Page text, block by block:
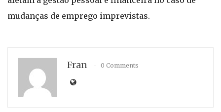
mudanças de emprego imprevistas.
Fran 0 Comments